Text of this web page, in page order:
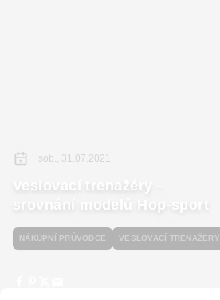
sob., 31.07.2021
Veslovací trenažéry -
srovnání modelů Hop-sport
NÁKUPNÍ PRŮVODCE VESLOVACÍ TRENAŽERY